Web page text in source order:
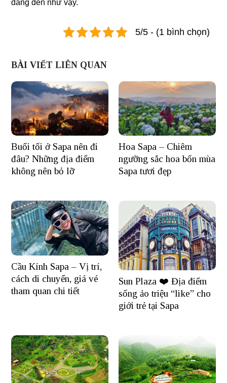
đáng đến như vậy.
5/5 - (1 bình chọn)
BÀI VIẾT LIÊN QUAN
Buổi tối ở Sapa nên đi
đâu? Những địa điểm
không nên bỏ lỡ
Hoa Sapa – Chiêm
ngưỡng sắc hoa bốn mùa
Sapa tươi đẹp
Cầu Kính Sapa – Vị trí,
cách di chuyển, giá vé
tham quan chi tiết
Sun Plaza ❤️ Địa điểm
sống ảo triệu “like” cho
giới trẻ tại Sapa